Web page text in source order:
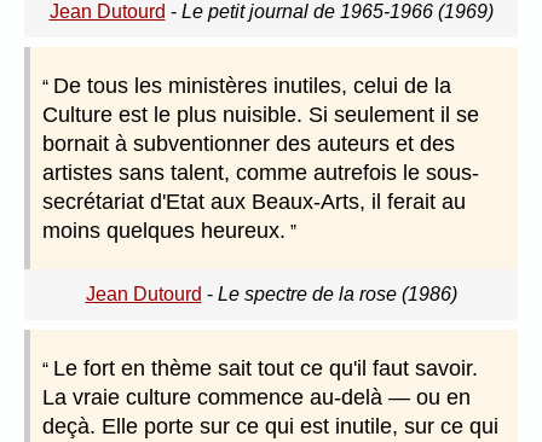
Jean Dutourd - Le petit journal de 1965-1966 (1969)
De tous les ministères inutiles, celui de la
Culture est le plus nuisible. Si seulement il se
bornait à subventionner des auteurs et des
artistes sans talent, comme autrefois le sous-
secrétariat d'Etat aux Beaux-Arts, il ferait au
moins quelques heureux.
Jean Dutourd - Le spectre de la rose (1986)
Le fort en thème sait tout ce qu'il faut savoir.
La vraie culture commence au-delà — ou en
deçà. Elle porte sur ce qui est inutile, sur ce qui